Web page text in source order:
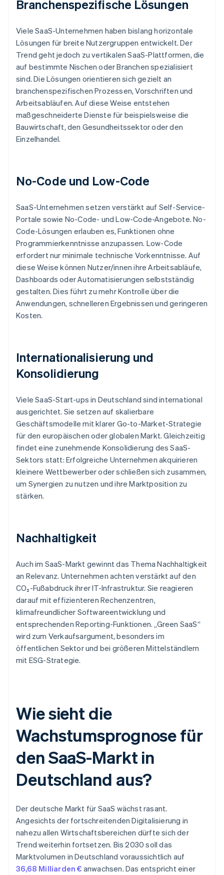
Branchenspezifische Lösungen
Viele SaaS-Unternehmen haben bislang horizontale
Lösungen für breite Nutzergruppen entwickelt. Der
Trend geht jedoch zu vertikalen SaaS-Plattformen, die
auf bestimmte Nischen oder Branchen spezialisiert
sind. Die Lösungen orientieren sich gezielt an
branchenspezifischen Prozessen, Vorschriften und
Arbeitsabläufen. Auf diese Weise entstehen
maßgeschneiderte Dienste für beispielsweise die
Bauwirtschaft, den Gesundheitssektor oder den
Einzelhandel.
No-Code und Low-Code
SaaS-Unternehmen setzen verstärkt auf Self-Service-
Portale sowie No-Code- und Low-Code-Angebote. No-
Code-Lösungen erlauben es, Funktionen ohne
Programmierkenntnisse anzupassen. Low-Code
erfordert nur minimale technische Vorkenntnisse. Auf
diese Weise können Nutzer/innen ihre Arbeitsabläufe,
Dashboards oder Automatisierungen selbstständig
gestalten. Dies führt zu mehr Kontrolle über die
Anwendungen, schnelleren Ergebnissen und geringeren
Kosten.
Internationalisierung und
Konsolidierung
Viele SaaS-Start-ups in Deutschland sind international
ausgerichtet. Sie setzen auf skalierbare
Geschäftsmodelle mit klarer Go-to-Market-Strategie
für den europäischen oder globalen Markt. Gleichzeitig
findet eine zunehmende Konsolidierung des SaaS-
Sektors statt: Erfolgreiche Unternehmen akquirieren
kleinere Wettbewerber oder schließen sich zusammen,
um Synergien zu nutzen und ihre Marktposition zu
stärken.
Nachhaltigkeit
Auch im SaaS-Markt gewinnt das Thema Nachhaltigkeit
an Relevanz. Unternehmen achten verstärkt auf den
CO₂-Fußabdruck ihrer IT-Infrastruktur. Sie reagieren
darauf mit effizienteren Rechenzentren,
klimafreundlicher Softwareentwicklung und
entsprechenden Reporting-Funktionen. „Green SaaS“
wird zum Verkaufsargument, besonders im
öffentlichen Sektor und bei größeren Mittelständlern
mit ESG-Strategie.
Wie sieht die
Wachstumsprognose für
den SaaS-Markt in
Deutschland aus?
Der deutsche Markt für SaaS wächst rasant.
Angesichts der fortschreitenden Digitalisierung in
nahezu allen Wirtschaftsbereichen dürfte sich der
Trend weiterhin fortsetzen. Bis 2030 soll das
Marktvolumen in Deutschland voraussichtlich auf
36,68 Milliarden € anwachsen. Das entspricht einer